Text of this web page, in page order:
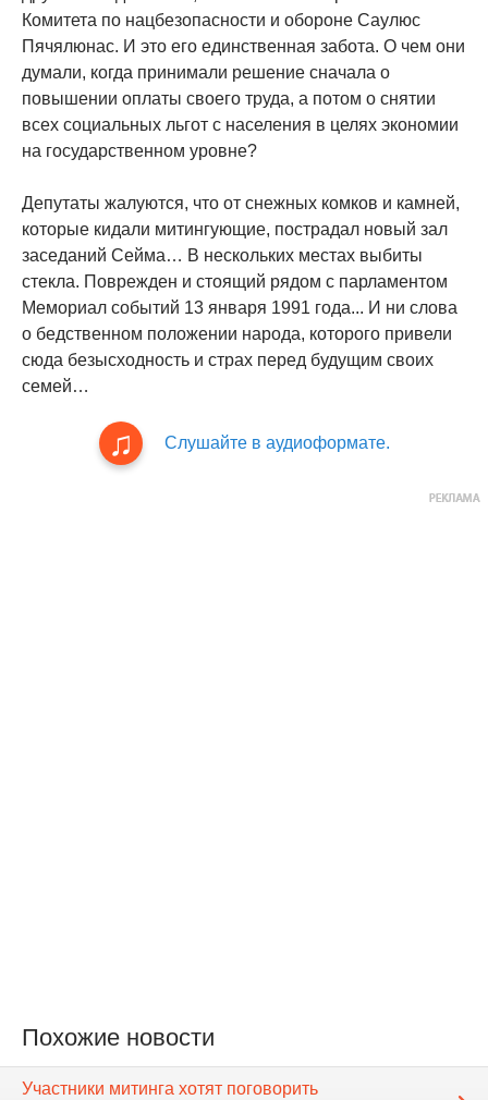
Комитета по нацбезопасности и обороне Саулюс
Пячялюнас. И это его единственная забота. О чем они
думали, когда принимали решение сначала о
повышении оплаты своего труда, а потом о снятии
всех социальных льгот с населения в целях экономии
на государственном уровне?
Депутаты жалуются, что от снежных комков и камней,
которые кидали митингующие, пострадал новый зал
заседаний Сейма… В нескольких местах выбиты
стекла. Поврежден и стоящий рядом с парламентом
Мемориал событий 13 января 1991 года... И ни слова
о бедственном положении народа, которого привели
сюда безысходность и страх перед будущим своих
семей…
Слушайте в аудиоформате.
Похожие новости
Участники митинга хотят поговорить